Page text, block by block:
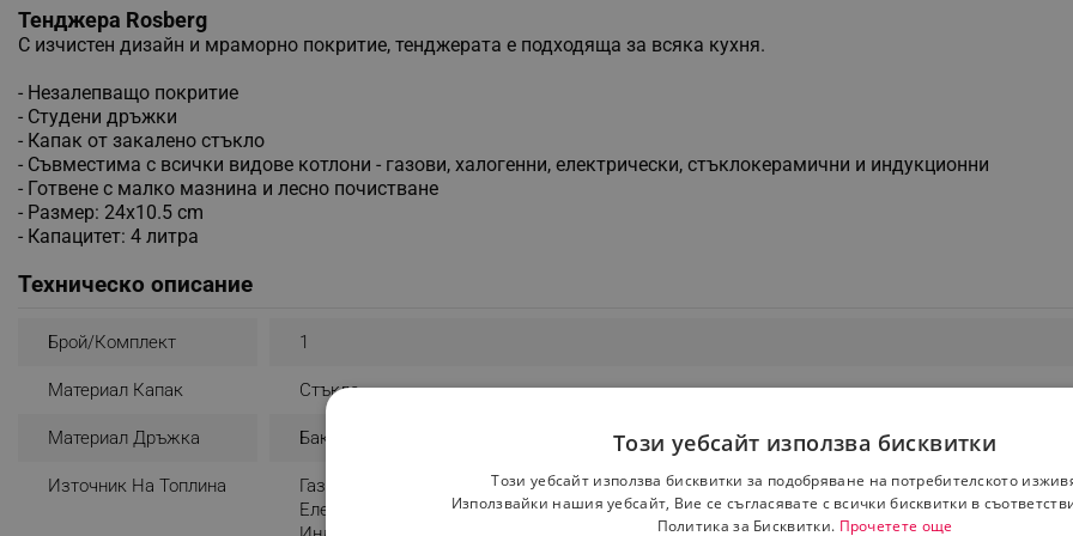
Тенджера Rosberg
С изчистен дизайн и мраморно покритие, тенджерата е подходяща за всяка кухня.
- Незалепващо покритие
- Студени дръжки
- Капак от закалено стъкло
- Съвместима с всички видове котлони - газови, халогенни, електрически, стъклокерамични и индукционни
- Готвене с малко мазнина и лесно почистване
- Размер: 24x10.5 cm
- Капацитет: 4 литра
Техническо описание
Брой/комплект 1
Материал Капак Стъкло
Материал Дръжка Бакелит
Източник На Топлина
Газ
Електрически
Този уебсайт използва бисквитки
Този уебсайт използва бисквитки за подобряване на потребителското
Използвайки нашия уебсайт, Вие се съгласявате с всички бисквитки в
Политика за Бисквитки. Прочетете още